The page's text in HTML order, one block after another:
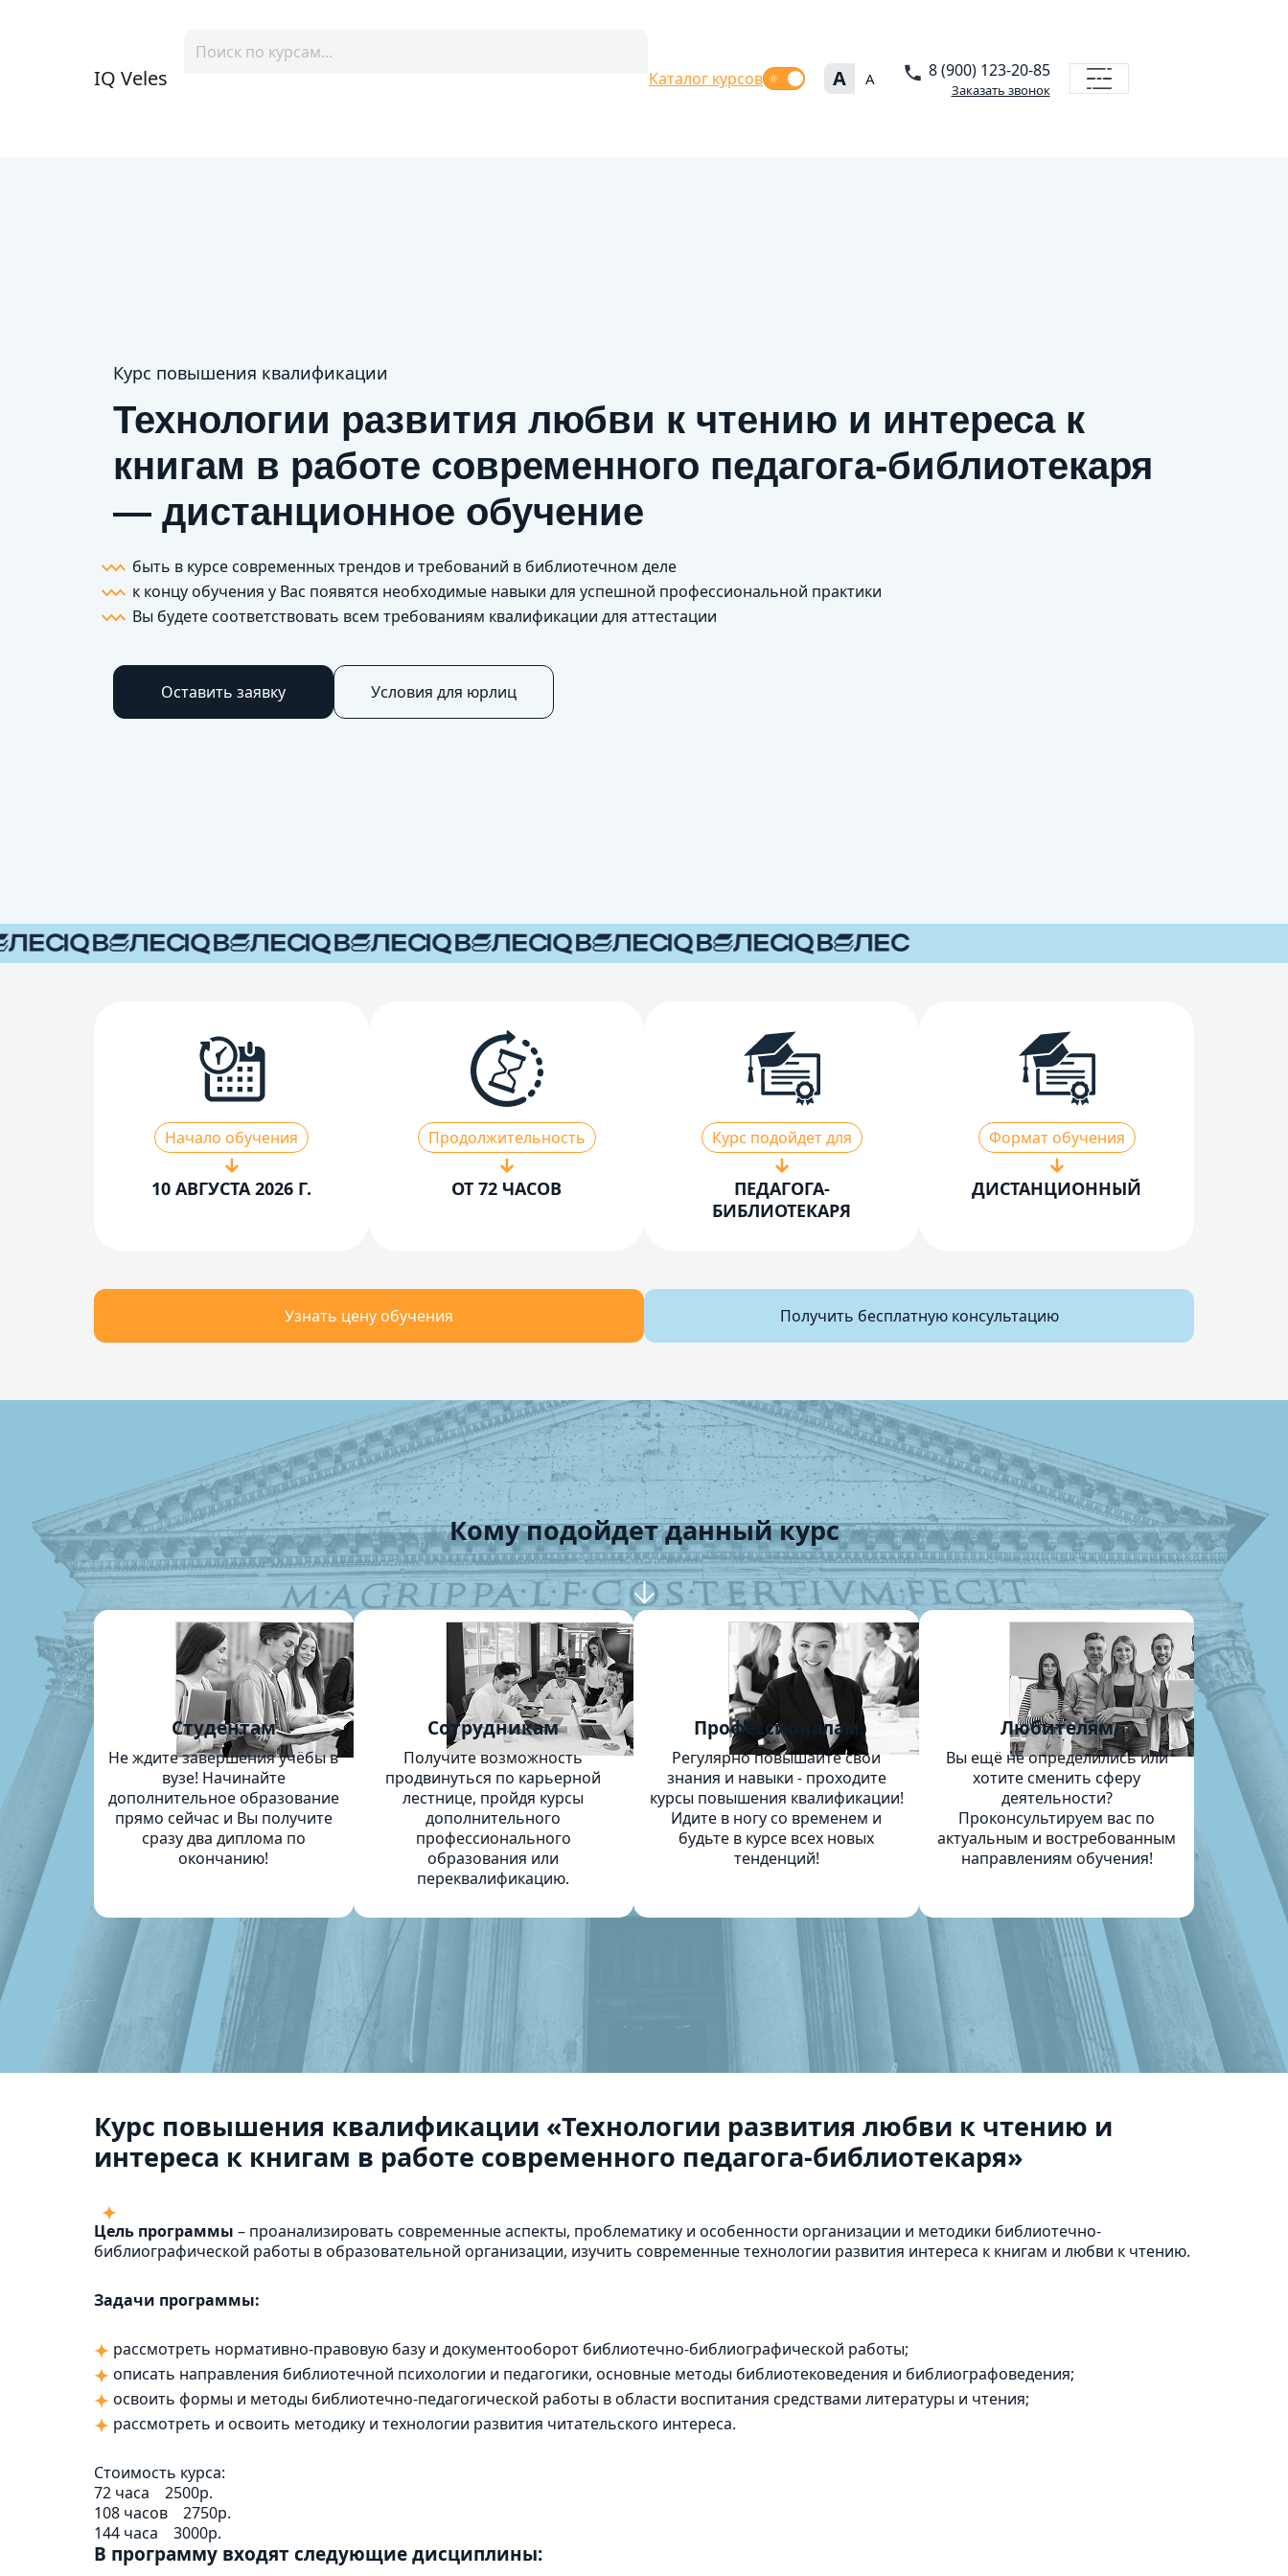
IQ Veles Каталог курсов A A 8 (900) 123-20-85
Заказать звонок
Курс повышения квалификации
Технологии развития любви к чтению и интереса к
книгам в работе современного педагога-библиотекаря
— дистанционное обучение
быть в курсе современных трендов и требований в библиотечном деле
к концу обучения у Вас появятся необходимые навыки для успешной профессиональной практики
Вы будете соответствовать всем требованиям квалификации для аттестации
Оставить заявку Условия для юрлиц
Начало обучения
10 АВГУСТА 2026 Г.
Продолжительность
ОТ 72 ЧАСОВ
Курс подойдет для
ПЕДАГОГА-
БИБЛИОТЕКАРЯ
Формат обучения
ДИСТАНЦИОННЫЙ
Узнать цену обучения Получить бесплатную консультацию
Кому подойдет данный курс
Студентам
Не ждите завершения учёбы в
вузе! Начинайте
дополнительное образование
прямо сейчас и Вы получите
сразу два диплома по
окончанию!
Сотрудникам
Получите возможность
продвинуться по карьерной
лестнице, пройдя курсы
дополнительного
профессионального
образования или
переквалификацию.
Профессионалам
Регулярно повышайте свои
знания и навыки - проходите
курсы повышения квалификации!
Идите в ногу со временем и
будьте в курсе всех новых
тенденций!
Любителям
Вы ещё не определились или
хотите сменить сферу
деятельности?
Проконсультируем вас по
актуальным и востребованным
направлениям обучения!
Курс повышения квалификации «Технологии развития любви к чтению и
интереса к книгам в работе современного педагога-библиотекаря»
Цель программы – проанализировать современные аспекты, проблематику и особенности организации и методики библиотечно-
библиографической работы в образовательной организации, изучить современные технологии развития интереса к книгам и любви к чтению.
Задачи программы:
рассмотреть нормативно-правовую базу и документооборот библиотечно-библиографической работы;
описать направления библиотечной психологии и педагогики, основные методы библиотековедения и библиографоведения;
освоить формы и методы библиотечно-педагогической работы в области воспитания средствами литературы и чтения;
рассмотреть и освоить методику и технологии развития читательского интереса.
Стоимость курса:
72 часа
2500р.
108 часов
2750р.
144 часа
3000р.
В программу входят следующие дисциплины: